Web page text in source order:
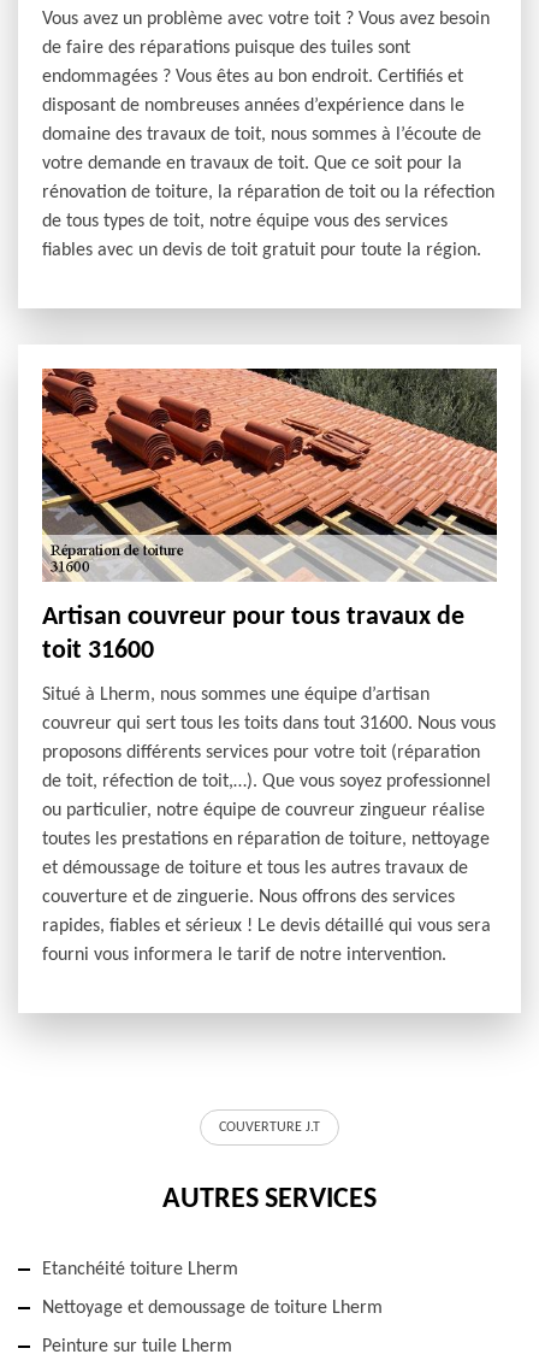
Vous avez un problème avec votre toit ? Vous avez besoin
de faire des réparations puisque des tuiles sont
endommagées ? Vous êtes au bon endroit. Certifiés et
disposant de nombreuses années d’expérience dans le
domaine des travaux de toit, nous sommes à l’écoute de
votre demande en travaux de toit. Que ce soit pour la
rénovation de toiture, la réparation de toit ou la réfection
de tous types de toit, notre équipe vous des services
fiables avec un devis de toit gratuit pour toute la région.
Artisan couvreur pour tous travaux de
toit 31600
Situé à Lherm, nous sommes une équipe d’artisan
couvreur qui sert tous les toits dans tout 31600. Nous vous
proposons différents services pour votre toit (réparation
de toit, réfection de toit,…). Que vous soyez professionnel
ou particulier, notre équipe de couvreur zingueur réalise
toutes les prestations en réparation de toiture, nettoyage
et démoussage de toiture et tous les autres travaux de
couverture et de zinguerie. Nous offrons des services
rapides, fiables et sérieux ! Le devis détaillé qui vous sera
fourni vous informera le tarif de notre intervention.
COUVERTURE J.T
AUTRES SERVICES
Etanchéité toiture Lherm
Nettoyage et demoussage de toiture Lherm
Peinture sur tuile Lherm